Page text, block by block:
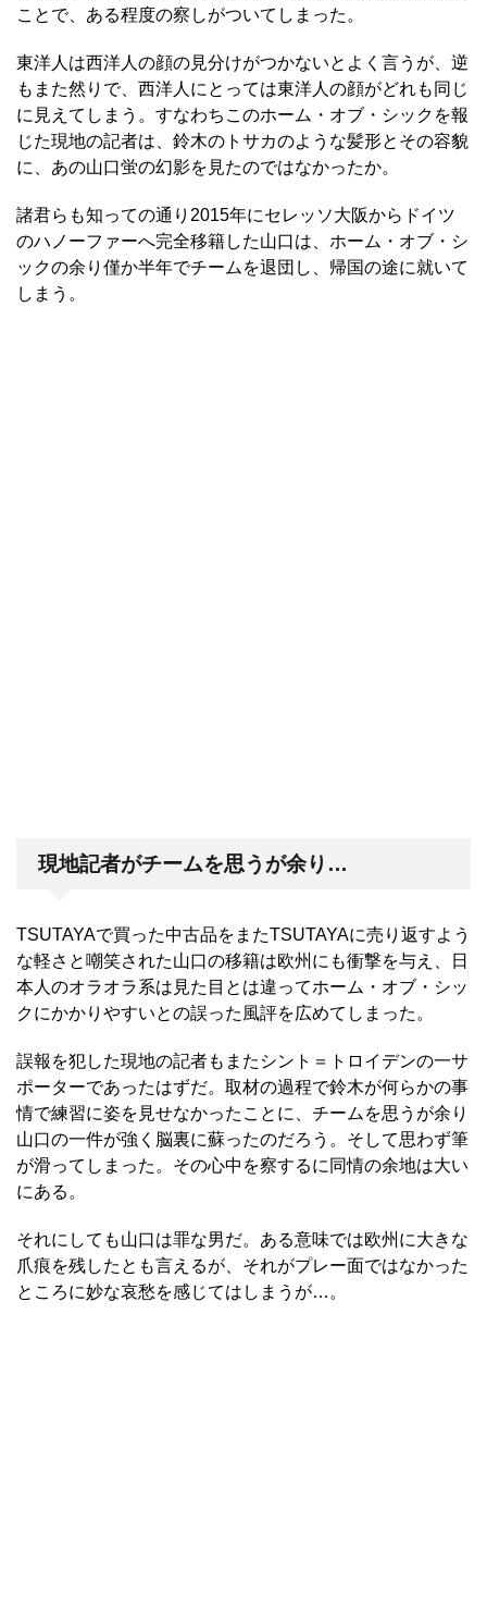
ことで、ある程度の察しがついてしまった 。
東洋人は西洋人の顔の見分けがつかないとよく言うが、逆
もまた然りで、西洋人にとっては東洋人の顔がどれも同じ
に見えてしまう。すなわちこのホーム・オブ・シックを報
じた現地の記者は、鈴木のトサカのような髪形とその容貌
に、あの山口蛍の幻影を見たのではなかったか。
諸君らも知っての通り2015年にセレッソ大阪からドイツ
のハノーファーへ完全移籍した山口は、ホーム・オブ・シ
ックの余り僅か半年でチームを退団し、帰国の途に就いて
しまう。
現地記者がチームを思うが余り…
TSUTAYAで買った中古品をまたTSUTAYAに売り返すよう
な軽さと嘲笑された山口の移籍は欧州にも衝撃を与え、日
本人のオラオラ系は見た目とは違ってホーム・オブ・シッ
クにかかりやすいとの誤った風評を広めてしまった。
誤報を犯した現地の記者もまた シント＝トロイデンの一サ
ポーターであったはずだ。取材の過程で鈴木が何らかの事
情で練習に姿を見せなかったことに、チームを思うが余り
山口の一件が強く脳裏に蘇ったのだろう。そして思わず筆
が滑ってしまった。その心中を察するに同情の余地は大い
にある。
それにしても山口は罪な男だ。ある意味では欧州に大きな
爪痕を残したとも言えるが、それがプレー面ではなかった
ところに妙な哀愁を感じてはしまうが…。